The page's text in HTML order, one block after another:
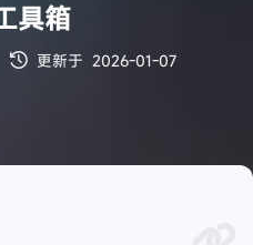
具箱
更新于 2026-01-07